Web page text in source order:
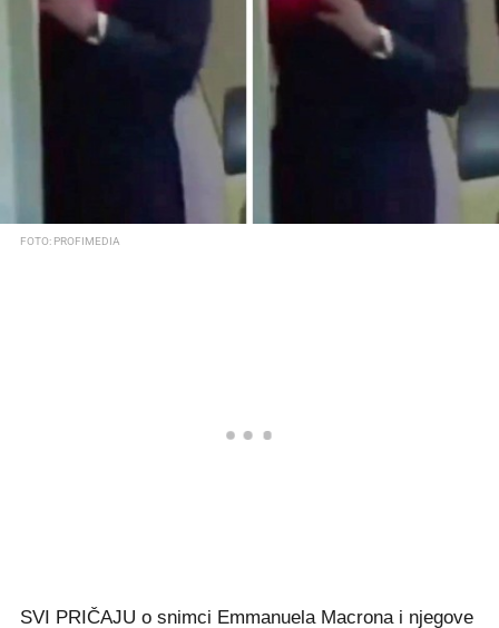
FOTO: PROFIMEDIA
SVI PRIČAJU o snimci Emmanuela Macrona i njegove